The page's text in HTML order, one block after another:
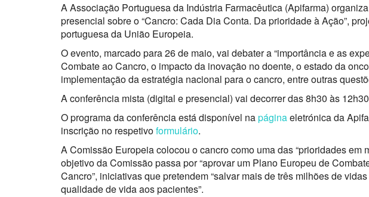
A Associação Portuguesa da Indústria Farmacêutica (Apifarma)
presencial sobre o “Cancro: Cada Dia Conta. Da prioridade à Ação”,
portuguesa da União Europeia.
O evento, marcado para 26 de maio, vai debater a “importância e as
Combate ao Cancro, o impacto da inovação no doente, o estado da
implementação da estratégia nacional para o cancro, entre outras
A conferência mista (digital e presencial) vai decorrer das 8h30 às
O programa da conferência está disponível napáginaeletrónica da
inscrição no respetivoformulário.
A Comissão Europeia colocou o cancro como uma das “prioridades em
objetivo da Comissão passa por “aprovar um Plano Europeu de
Cancro”, iniciativas que pretendem “salvar mais de três milhões de
qualidade de vida aos pacientes”.